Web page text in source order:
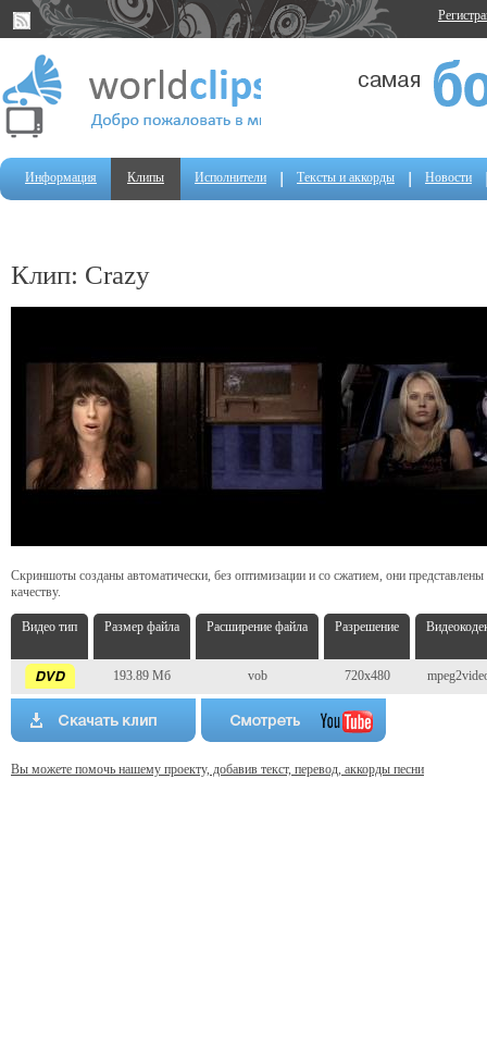
Информация Клипы Исполнители Тексты и аккорды Новости
Клип: Crazy
Скриншоты созданы автоматически, без оптимизации и со сжатием, они
качеству.
Видео тип Размер файла Расширение файла Разрешение
193.89 Мб vob 720x480
Вы можете помочь нашему проекту, добавив текст, перевод, аккорды песни